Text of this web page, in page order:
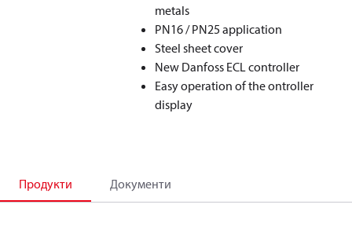
metals
PN16 / PN25 application
Steel sheet cover
New Danfoss ECL controller
Easy operation of the ontroller
display
Продукти Документи